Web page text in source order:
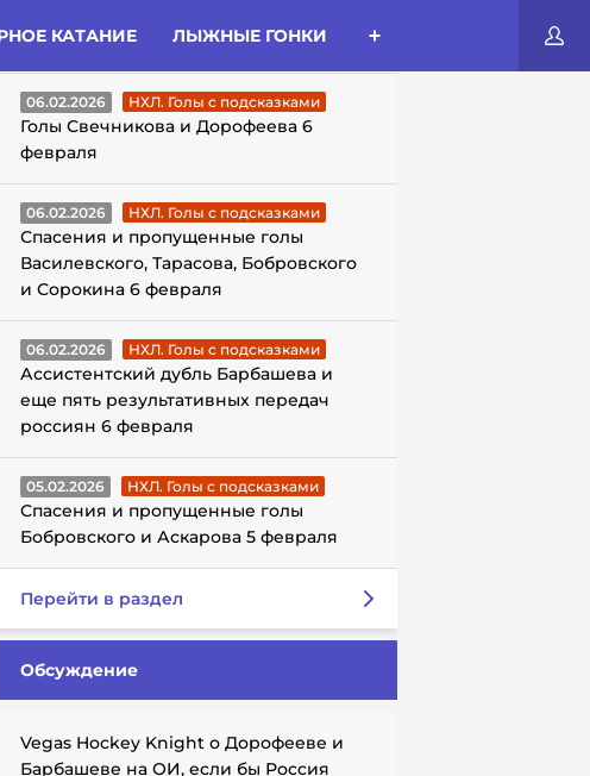
КАТАНИЕ ЛЫЖНЫЕ ГОНКИ
ГОЛЫ С ПОДСКАЗКАМИ
06.02.2026 НХЛ. Голы с подсказками
Голы Свечникова и Дорофеева 6
февраля
06.02.2026 НХЛ. Голы с подсказками
Спасения и пропущенные голы
Василевского, Тарасова, Бобровского
и Сорокина 6 февраля
06.02.2026 НХЛ. Голы с подсказками
Ассистентский дубль Барбашева и
еще пять результативных передач
россиян 6 февраля
05.02.2026 НХЛ. Голы с подсказками
Спасения и пропущенные голы
Бобровского и Аскарова 5 февраля
Перейти в раздел
Обсуждение
Vegas Hockey Knight о Дорофееве и
Барбашеве на ОИ, если бы Россия